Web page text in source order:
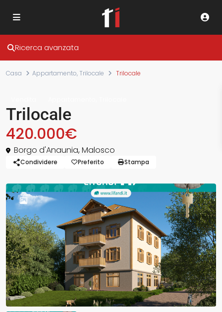
Ricerca avanzata
Casa Appartamento,Trilocale Trilocale
Trilocale
420.000€
Borgo d'Anaunia,Malosco
Condividere Preferito Stampa